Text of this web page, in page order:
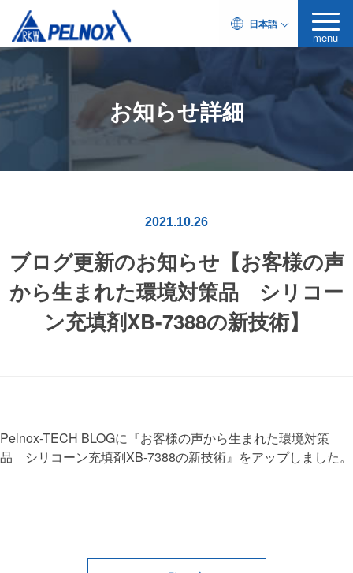
日本語
menu
お知らせ詳細
2021.10.26
ブログ更新のお知らせ【お客様の声
から生まれた環境対策品 シリコー
ン充填剤XB-7388の新技術】
Pelnox-TECH BLOGに『お客様の声から生まれた環境対策
品 シリコーン充填剤XB-7388の新技術』をアップしました。